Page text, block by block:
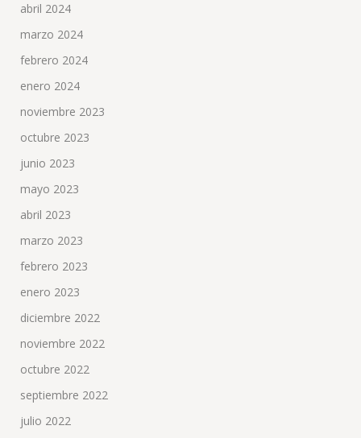
abril 2024
marzo 2024
febrero 2024
enero 2024
noviembre 2023
octubre 2023
junio 2023
mayo 2023
abril 2023
marzo 2023
febrero 2023
enero 2023
diciembre 2022
noviembre 2022
octubre 2022
septiembre 2022
julio 2022